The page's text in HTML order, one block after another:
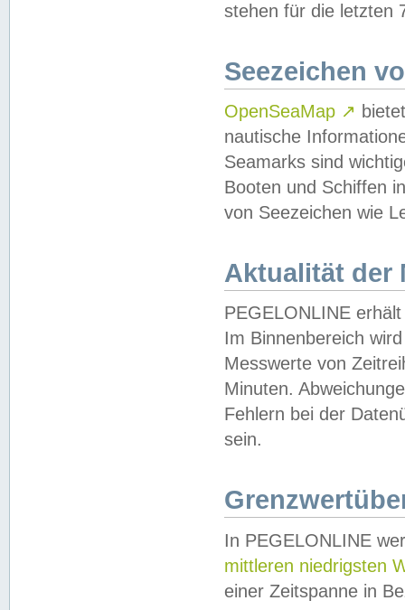
stehen für die letzten
Seezeichen
OpenSeaMap ↗
nautische
Seamarks sind
Booten und Schiffen
von Seezeichen wie
Aktualität der
PEGELONLINE
Im Binnenbereich
Messwerte von
Minuten.
Fehlern bei der
sein.
In PEGELONLINE
mittleren niedrigsten
einer Zeitspanne in